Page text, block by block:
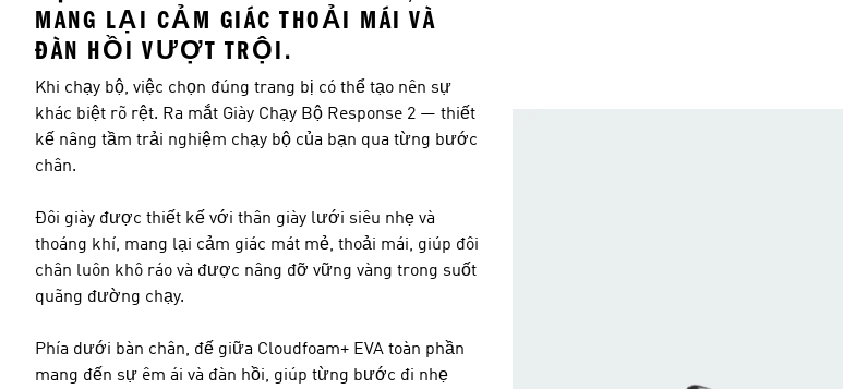
MANG LẠI CẢM GIÁC THOẢI MÁI VÀ
ĐÀN HỒI VƯỢT TRỘI.
Khi chạy bộ, việc chọn đúng trang bị có thể tạo nên sự
khác biệt rõ rệt. Ra mắt Giày Chạy Bộ Response 2 — thiết
kế nâng tầm trải nghiệm chạy bộ của bạn qua từng bước
chân.
Đôi giày được thiết kế với thân giày lưới siêu nhẹ và
thoáng khí, mang lại cảm giác mát mẻ, thoải mái, giúp đôi
chân luôn khô ráo và được nâng đỡ vững vàng trong suốt
quãng đường chạy.
Phía dưới bàn chân, đế giữa Cloudfoam+ EVA toàn phần
mang đến sự êm ái và đàn hồi, giúp từng bước đi nhẹ